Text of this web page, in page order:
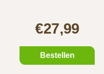
€27,99
Bestellen